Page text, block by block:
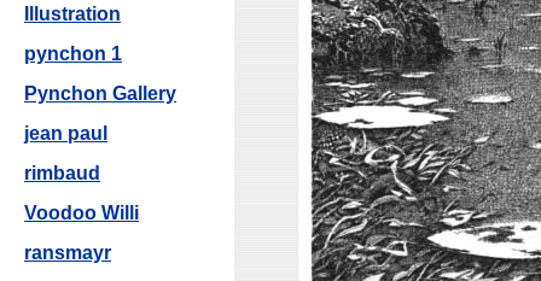
Illustration
pynchon 1
Pynchon Gallery
jean paul
rimbaud
Voodoo Willi
ransmayr